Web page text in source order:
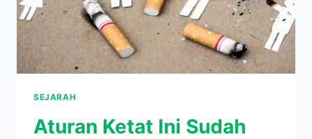
HAJI
SETELAH
31
TAHUN
SEJARAH
Aturan Ketat Ini Sudah